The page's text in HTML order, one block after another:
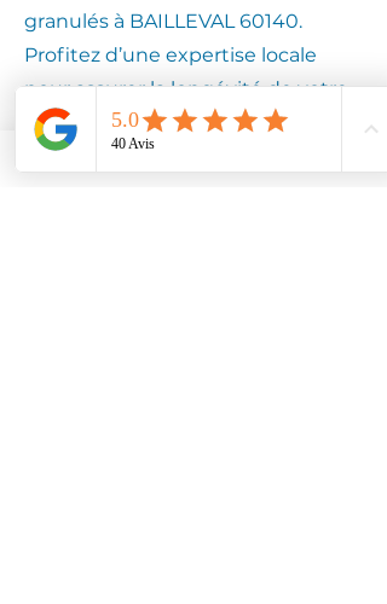
granulés à BAILLEVAL 60140.
Profitez d’une expertise locale
pour assurer la longévité de votre
équipement.